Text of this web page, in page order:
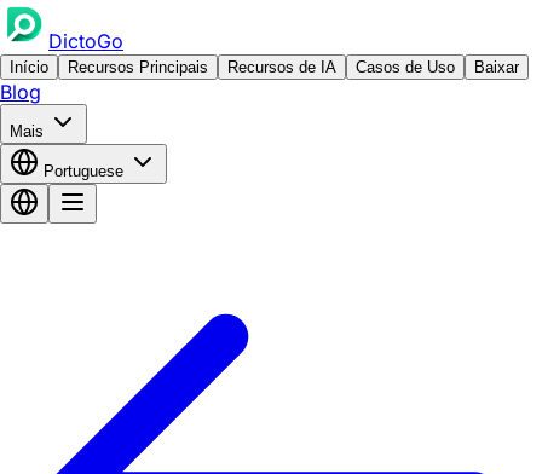
DictoGo
Início Recursos Principais Recursos de IA Casos de Uso Baixar
Blog
Mais
Portuguese